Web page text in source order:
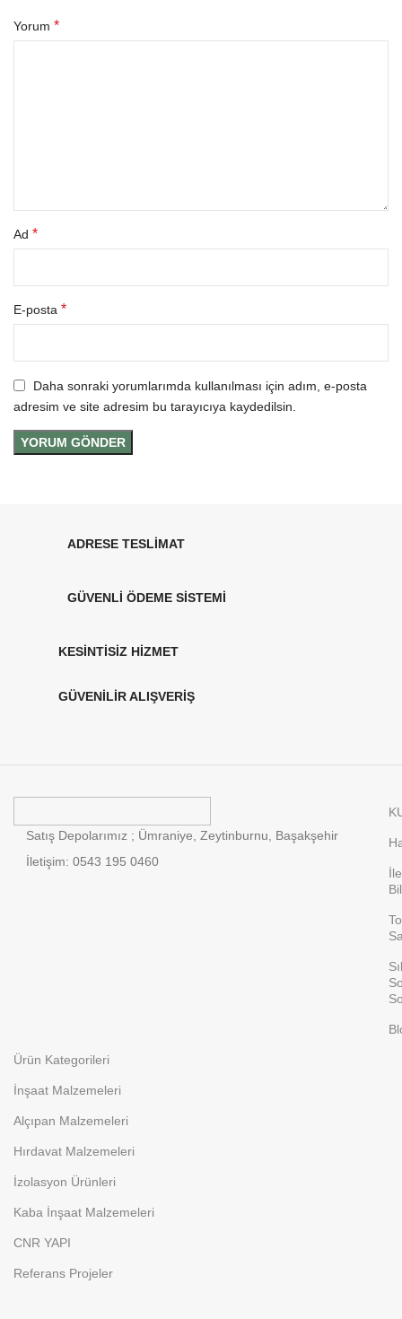
Yorum *
Ad *
E-posta *
Daha sonraki yorumlarımda kullanılması için adım, e-posta
adresim ve site adresim bu tarayıcıya kaydedilsin.
ADRESE TESLİMAT
GÜVENLİ ÖDEME SİSTEMİ
KESİNTİSİZ HİZMET
GÜVENİLİR ALIŞVERİŞ
Satış Depolarımız ; Ümraniye, Zeytinburnu, Başakşehir
İletişim: 0543 195 0460
Ürün Kategorileri
İnşaat Malzemeleri
Alçıpan Malzemeleri
Hırdavat Malzemeleri
İzolasyon Ürünleri
Kaba İnşaat Malzemeleri
CNR YAPI
Referans Projeler